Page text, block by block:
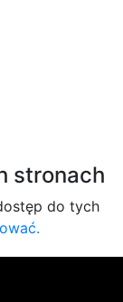
stronach
do tych